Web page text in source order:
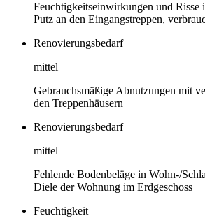
Feuchtigkeitseinwirkungen und Risse
Putz an den Eingangstreppen,
Renovierungsbedarf
mittel
Gebrauchsmäßige Abnutzungen mit
den Treppenhäusern
Renovierungsbedarf
mittel
Fehlende Bodenbeläge in Wohn-/
Diele der Wohnung im Erdgeschoss
Feuchtigkeit